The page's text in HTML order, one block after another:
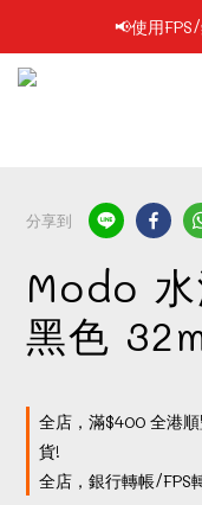
📢凡購物
📢使用
分享到
Modo
黑色
全店，滿$400 全港
貨!
全店，銀行轉帳/FPS